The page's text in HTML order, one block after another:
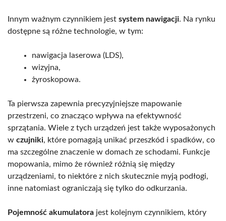
Innym ważnym czynnikiem jest system nawigacji. Na rynku
dostępne są różne technologie, w tym:
nawigacja laserowa (LDS),
wizyjna,
żyroskopowa.
Ta pierwsza zapewnia precyzyjniejsze mapowanie
przestrzeni, co znacząco wpływa na efektywność
sprzątania. Wiele z tych urządzeń jest także wyposażonych
w czujniki, które pomagają unikać przeszkód i spadków, co
ma szczególne znaczenie w domach ze schodami. Funkcje
mopowania, mimo że również różnią się między
urządzeniami, to niektóre z nich skutecznie myją podłogi,
inne natomiast ograniczają się tylko do odkurzania.
Pojemność akumulatora jest kolejnym czynnikiem, który